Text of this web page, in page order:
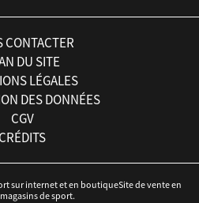
CONTACTER
DU SITE
LÉGALES
DES DONNÉES
CGV
CRÉDITS
sur internet et en boutiqueSite de vente en
de sport.